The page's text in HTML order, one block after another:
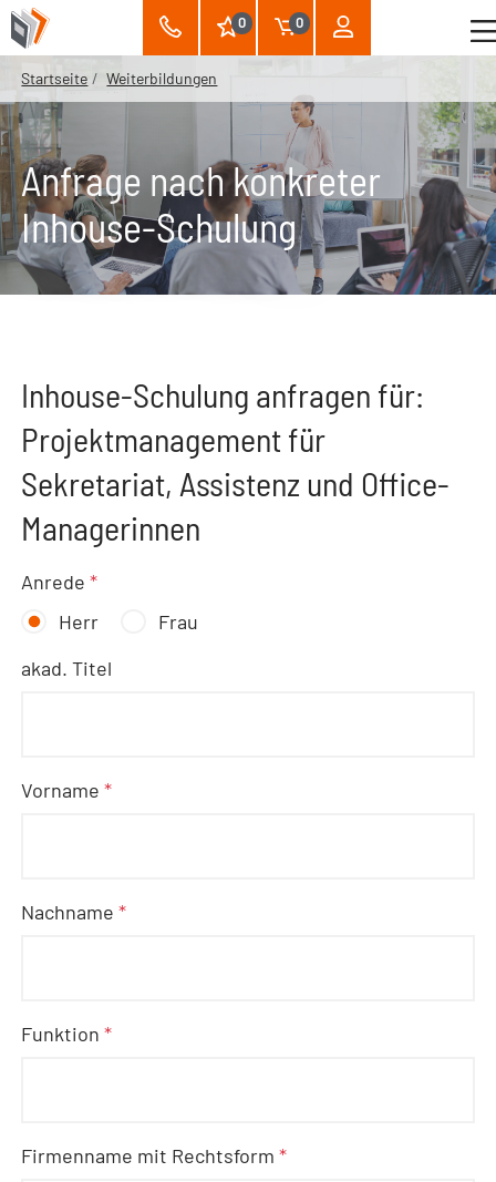
0 0
Startseite Weiterbildungen
Anfrage nach konkreter
Inhouse-Schulung
Inhouse-Schulung anfragen für:
Projektmanagement für
Sekretariat, Assistenz und Office-
Managerinnen
Anrede*
Herr
Frau
akad. Titel
Vorname*
Nachname*
Funktion*
Firmenname mit Rechtsform*